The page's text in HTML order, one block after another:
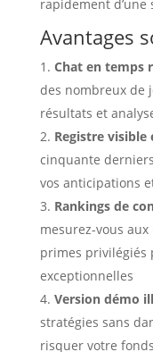
rapidement
Avantages
Chat en temps
des nombreux de
résultats et
Registre visible
cinquante
vos anticipations
Rankings de
mesurez-vous
primes privilégiés
exceptionnelles
Version démo
stratégies sans
risquer votre